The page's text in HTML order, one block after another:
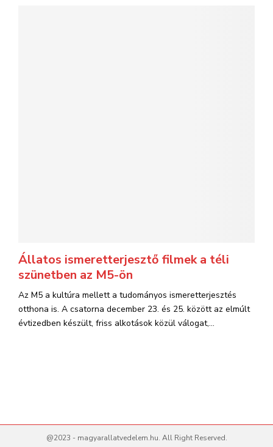
Állatos ismeretterjesztő filmek a téli
szünetben az M5-ön
Az M5 a kultúra mellett a tudományos ismeretterjesztés
otthona is. A csatorna december 23. és 25. között az elmúlt
évtizedben készült, friss alkotások közül válogat,...
@2023 - magyarallatvedelem.hu. All Right Reserved.